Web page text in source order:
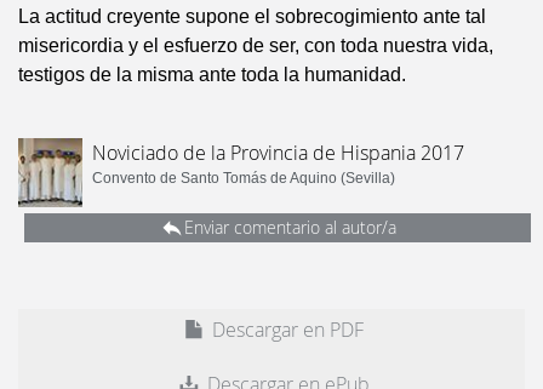
La actitud creyente supone el sobrecogimiento ante tal
misericordia y el esfuerzo de ser, con toda nuestra vida,
testigos de la misma ante toda la humanidad.
Noviciado de la Provincia de Hispania 2017
Convento de Santo Tomás de Aquino (Sevilla)
Enviar comentario al autor/a
Descargar en PDF